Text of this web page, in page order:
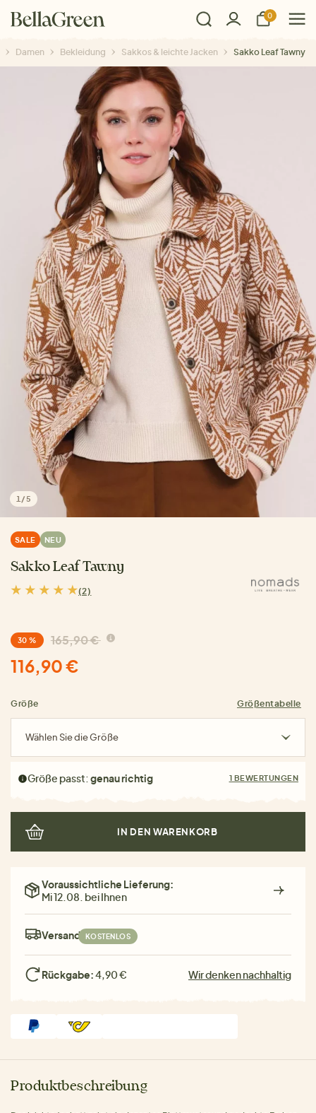
0
Damen Bekleidung Sakkos & leichte Jacken Sakko Leaf Tawny
1 /5
SALE NEU
Sakko Leaf Tawny
(2)
30 % 165,90 €
116,90 €
Größe Größentabelle
Wählen Sie die Größe
Größe passt:genau richtig 1 BEWERTUNGEN
IN DEN WARENKORB
Voraussichtliche Lieferung:
Mi 12.08. bei Ihnen
Versand: KOSTENLOS
Rückgabe:4,90 € Wir denken nachhaltig
Produktbeschreibung